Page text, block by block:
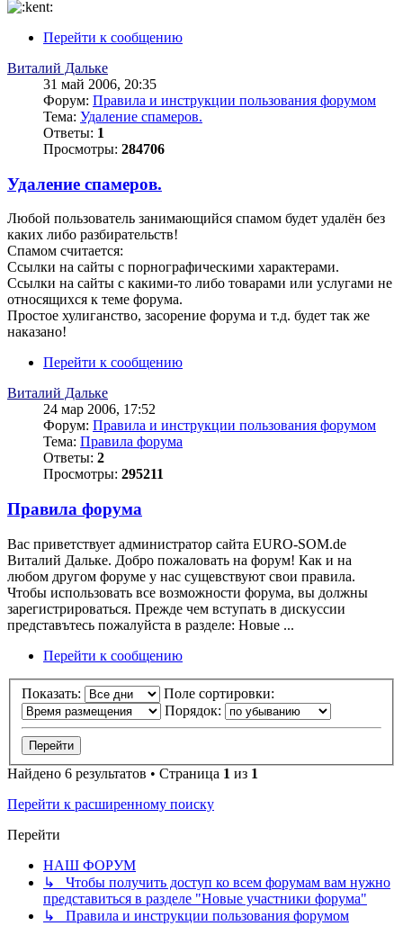
Перейти к сообщению
Виталий Дальке
31 май 2006, 20:35
Форум: Правила и инструкции пользования форумом
Тема: Удаление спамеров.
Ответы: 1
Просмотры: 284706
Удаление спамеров.
Любой пользователь занимающийся спамом будет удалён без
каких либо разбирательств!
Спамом считается:
Ссылки на сайты с порнографическими характерами.
Ссылки на сайты с какими-то либо товарами или услугами не
относящихся к теме форума.
Простое хулиганство, засорение форума и т.д. будет так же
наказано!
Перейти к сообщению
Виталий Дальке
24 мар 2006, 17:52
Форум: Правила и инструкции пользования форумом
Тема: Правила форума
Ответы: 2
Просмотры: 295211
Правила форума
Вас приветствует администратор сайта EURO-SOM.de
Виталий Дальке. Добро пожаловать на форум! Как и на
любом другом форуме у нас сущевствуют свои правила.
Чтобы использовать все возможности форума, вы должны
зарeгистрироваться. Прежде чем вступать в дискуссии
представътесь пожалуйста в разделе: Новые ...
Перейти к сообщению
Показать:
Поле сортировки:
Порядок:
Найдено 6 результатов • Страница 1 из 1
Перейти к расширенному поиску
Перейти
НАШ ФОРУМ
↳ Чтобы получить доступ ко всем форумам вам нужно
представиться в разделе "Новые участники форума"
↳ Правила и инструкции пользования форумом